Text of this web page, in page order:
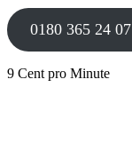
0180 365 24 07
9 Cent pro Minute